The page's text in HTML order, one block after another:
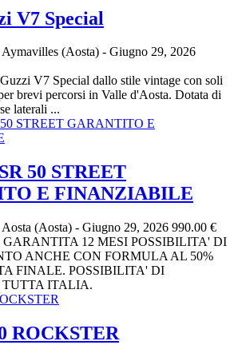
V7 Special
Aymavilles (Aosta) - Giugno 29, 2026
V7 Special dallo stile vintage con soli
brevi percorsi in Valle d'Aosta. Dotata di
laterali ...
50 STREET
E FINANZIABILE
Aosta (Aosta) - Giugno 29, 2026 990.00 €
GARANTITA 12 MESI POSSIBILITA' DI
ANCHE CON FORMULA AL 50%
FINALE. POSSIBILITA' DI
TUTTA ITALIA.
ROCKSTER